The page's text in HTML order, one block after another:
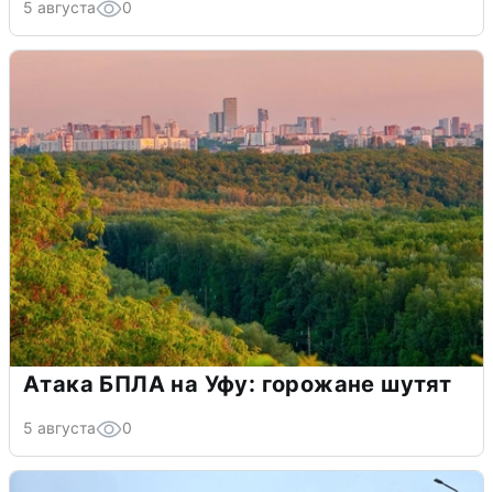
5 августа 0
Атака БПЛА на Уфу: горожане шутят
5 августа 0